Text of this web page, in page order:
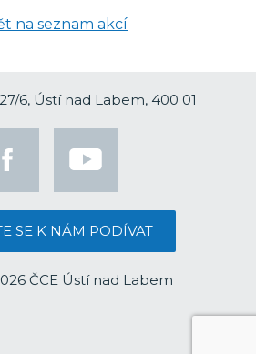
na seznam akcí
6, Ústí nad Labem, 400 01
SE K NÁM PODÍVAT
ČCE Ústí nad Labem